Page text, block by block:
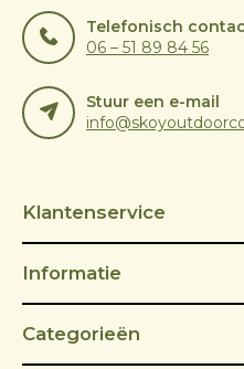
Telefonisch
06 – 51 89 84 56
Stuur een e-mail
Klantenservice
Informatie
Categorieën